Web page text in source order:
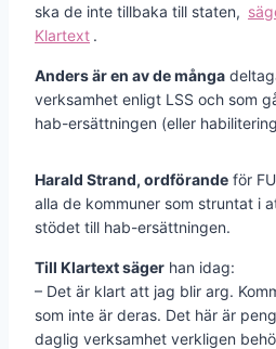
ska de inte tillbaka till staten,
Klartext .
Anders är en av de många
verksamhet enligt LSS och som
hab-ersättningen (eller
Harald Strand, ordförande för
alla de kommuner som struntat i
stödet till hab-ersättningen.
Till Klartext säger han idag:
– Det är klart att jag blir arg.
som inte är deras. Det här är
daglig verksamhet verkligen